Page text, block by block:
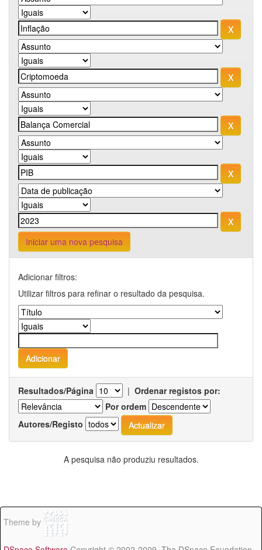
Iniciar uma nova pesquisa
Adicionar filtros:
Utilizar filtros para refinar o resultado da pesquisa.
Resultados/Página | Ordenar registos por:
Por ordem
Autores/Registo
A pesquisa não produziu resultados.
Theme by